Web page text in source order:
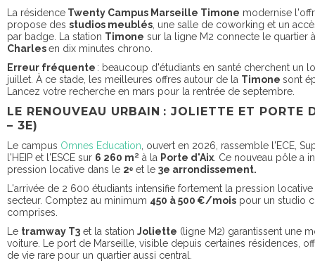
La résidence Twenty Campus Marseille Timone modernise
propose des studios meublés , une salle de coworking et un
par badge. La station Timone sur la ligne M2 connecte le quartier
Charlesen dix minutes chrono.
Erreur fréquente : beaucoup d'étudiants en santé cherchent un
juillet. À ce stade, les meilleures offres autour de la Timone sont
Lancez votre recherche en mars pour la rentrée de septembre.
LE RENOUVEAU URBAIN : JOLIETTE ET PORTE
– 3E)
Le campus Omnes Education , ouvert en 2026, rassemble l'ECE,
l'HEIP et l'ESCE sur 6 260 m² à la Porte d'Aix . Ce nouveau pôle a
pression locative dans le 2ᵉ et le 3e arrondissement.
L'arrivée de 2 600 étudiants intensifie fortement la pression
secteur. Comptez au minimum 450 à 500 €/mois pour un studio
comprises.
Le tramway T3 et la station Joliette (ligne M2) garantissent une
voiture. Le port de Marseille, visible depuis certaines résidences,
de vie rare pour un quartier aussi central.